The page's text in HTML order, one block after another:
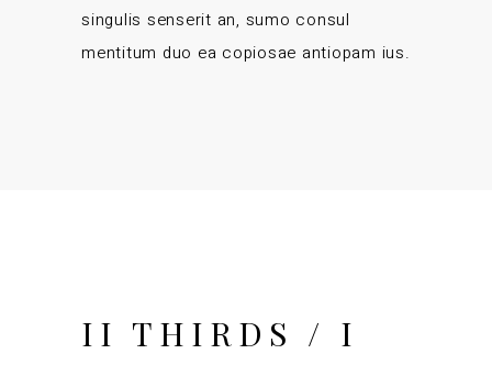
singulis senserit an, sumo consul
mentitum duo ea copiosae antiopam ius.
II THIRDS / I